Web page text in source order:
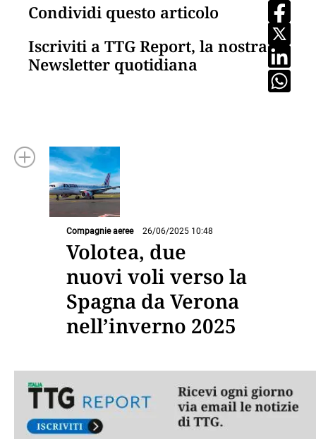
Condividi questo articolo
Iscriviti a TTG Report, la nostra
Newsletter quotidiana
Compagnie aeree 26/06/2025 10:48
Volotea, due
nuovi voli verso la
Spagna da Verona
nell’inverno 2025